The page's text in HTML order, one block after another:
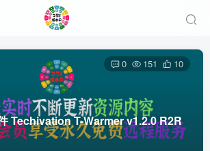
Techivation T-Warmer v1.2.0 R2R
0 151 10